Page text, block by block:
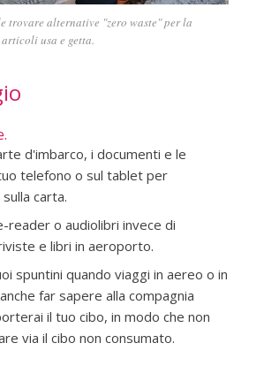
trovare alternative "zero waste" per la
usa e getta.
d'imbarco, i documenti e le
telefono o sul tablet per
carta.
reader o audiolibri invece di
e libri in aeroporto.
spuntini quando viaggi in aereo o in
far sapere alla compagnia
il tuo cibo, in modo che non
via il cibo non consumato.